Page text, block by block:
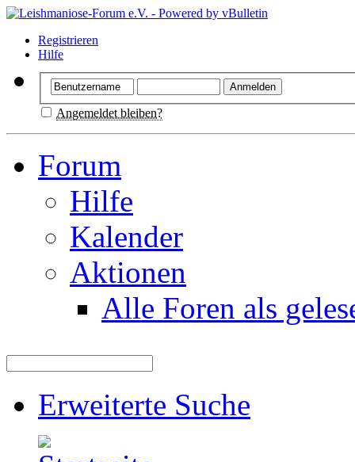
Registrieren
Hilfe
Angemeldet bleiben?
Forum
Hilfe
Kalender
Aktionen
Alle Foren als
Erweiterte Suche